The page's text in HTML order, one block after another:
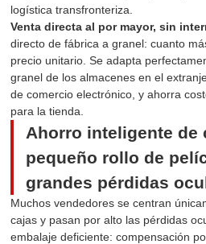
logística transfronteriza.
Venta directa al por mayor, sin
directo de fábrica a granel: cuanto
precio unitario. Se adapta
granel de los almacenes en el
de comercio electrónico, y ahorra
para la tienda.
Ahorro inteligente de
pequeño rollo de
grandes pérdidas
Muchos vendedores se centran
cajas y pasan por alto las pérdidas
embalaje deficiente: compensación